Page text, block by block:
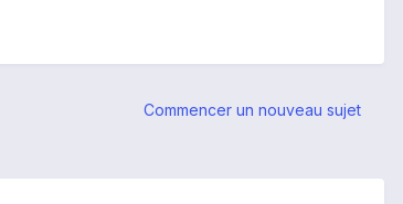
Commencer un nouveau sujet